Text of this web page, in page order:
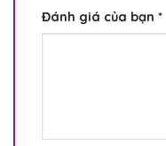
Đánh giá của bạn *